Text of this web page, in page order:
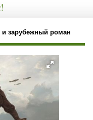
и зарубежный роман